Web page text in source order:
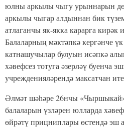
юлны аркылы чыгу урыннарын
аркылы чыгар алдыннан бик
атлаганчы як-якка карарга кирәк
Балаларның мәктәпкә кергәнче
катнашучылар булуын исәпкә
хәвефсез тотуга әзерләү буенча
учрежденияләрендә максатчан
Әлмәт шәһәре 26нчы
балаларын үзләрен юлларда
өйрәтү прицниплары өстендә эш